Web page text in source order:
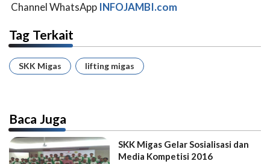
Channel WhatsApp INFOJAMBI.com
Tag Terkait
SKK Migas lifting migas
Baca Juga
SKK Migas Gelar Sosialisasi dan
Media Kompetisi 2016